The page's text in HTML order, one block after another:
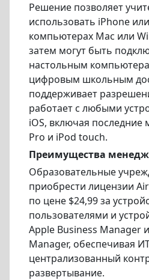
Решение позволяет
использовать iPhone
компьютерах Mac или
затем могут быть
настольным
цифровым школьным
поддерживает
работает с любыми
iOS, включая последние
Pro и iPod touch.
Преимущества
Образовательные
приобрести лицензии
по цене $24,99 за
пользователями и
Apple Business Manager
Manager, обеспечивая
централизованный
развертывание.